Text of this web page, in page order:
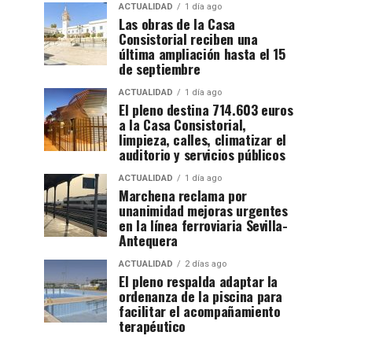
ACTUALIDAD 1 día ago
Las obras de la Casa
Consistorial reciben una
última ampliación hasta el 15
de septiembre
ACTUALIDAD 1 día ago
El pleno destina 714.603 euros
a la Casa Consistorial,
limpieza, calles, climatizar el
auditorio y servicios públicos
ACTUALIDAD 1 día ago
Marchena reclama por
unanimidad mejoras urgentes
en la línea ferroviaria Sevilla-
Antequera
ACTUALIDAD 2 días ago
El pleno respalda adaptar la
ordenanza de la piscina para
facilitar el acompañamiento
terapéutico